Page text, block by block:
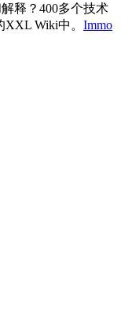
释？400多个技术
XXL Wiki中。 Immo